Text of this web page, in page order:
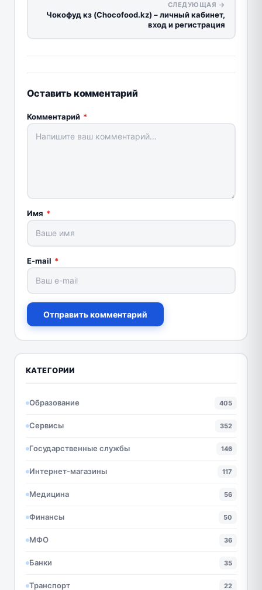
СЛЕДУЮЩАЯ →
Чокофуд кз (Chocofood.kz) – личный кабинет,
вход и регистрация
Оставить комментарий
Комментарий *
Имя *
E-mail *
Отправить комментарий
КАТЕГОРИИ
Образование 405
Сервисы 352
Государственные службы 146
Интернет-магазины 117
Медицина 56
Финансы 50
МФО 36
Банки 35
Транспорт 22